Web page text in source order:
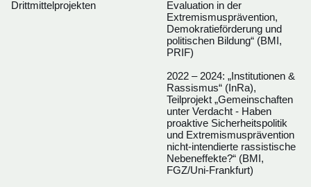
Drittmittelprojekten
Evaluation in der
Extremismusprävention,
Demokratieförderung und
politischen Bildung“ (BMI,
PRIF)
2022 – 2024: „Institutionen &
Rassismus“ (InRa),
Teilprojekt „Gemeinschaften
unter Verdacht - Haben
proaktive Sicherheitspolitik
und Extremismusprävention
nicht-intendierte rassistische
Nebeneffekte?“ (BMI,
FGZ/Uni-Frankfurt)